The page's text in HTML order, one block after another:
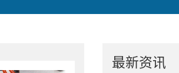
最新资讯